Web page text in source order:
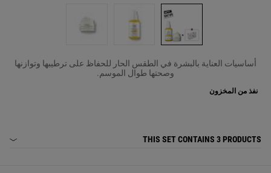
أساسيات العناية بالبشرة في الطقس الحار للحفاظ على ترطيبها وتوازنها
وصحتها طوال الموسم.
نفذ من المخزون
THIS SET CONTAINS 3 PRODUCTS